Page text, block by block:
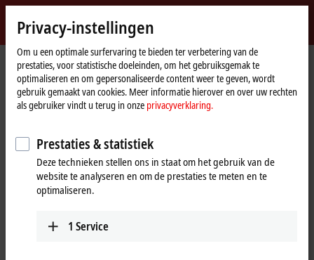
Beckhoff
-
New
Automation
Technology
Home
page
Bedrijf Nieuws Anuga FoodTec 2024: Beckhoff Trade Show TV
Wanneer u op 'Acceptere' klikt, tonen wij de video en passen we
de privacy-instellingen aan, hierbij wordt externe inhoud van
Vimeo geladen. Raadpleeg hier onzeprivacyverklaring.
Privacy-instellingen
Om u een optimale surfervaring te bieden ter verbetering van de
prestaties, voor statistische doeleinden, om het gebruiksgemak te
optimaliseren en om gepersonaliseerde content weer te geven, wordt
gebruik gemaakt van cookies. Meer informatie hierover en over uw rechten
als gebruiker vindt u terug in onze privacyverklaring.
Prestaties & statistiek
Deze technieken stellen ons in staat om het gebruik van de
website te analyseren en om de prestaties te meten en te
optimaliseren.
1 Service